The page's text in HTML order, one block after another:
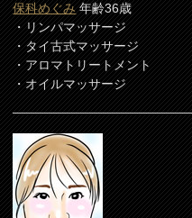
保科めぐみ年齢36歳
・リンパマッサージ
・タイ古式マッサージ
・アロマトリートメント
・オイルマッサージ